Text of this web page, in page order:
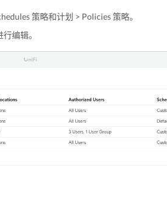
策略和计划 > Policies 策略。
编辑。